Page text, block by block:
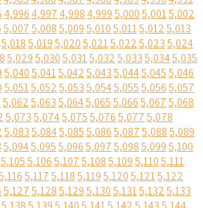
4,9964,9974,9984,9995,0005,0015,002
5,0075,0085,0095,0105,0115,0125,013
5,0185,0195,0205,0215,0225,0235,024
5,0295,0305,0315,0325,0335,0345,035
5,0405,0415,0425,0435,0445,0455,046
5,0515,0525,0535,0545,0555,0565,057
5,0625,0635,0645,0655,0665,0675,068
5,0735,0745,0755,0765,0775,078
5,0835,0845,0855,0865,0875,0885,089
5,0945,0955,0965,0975,0985,0995,100
5,1055,1065,1075,1085,1095,1105,111
5,1175,1185,1195,1205,1215,122
5,1275,1285,1295,1305,1315,1325,133